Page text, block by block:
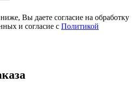
Вы даете согласие на обработку
и согласие с Политикой